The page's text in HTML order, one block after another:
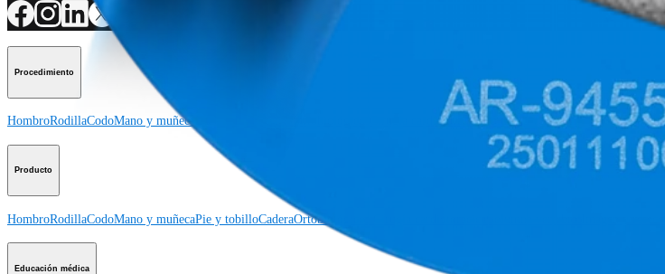
Procedimiento
HombroRodillaCodoMano y muñeca Cirugía cardiotorácicaColumna vertebral
Producto
HombroRodillaCodoMano y muñecaPie y tobilloCaderaOrtobiológicos
Educación médica